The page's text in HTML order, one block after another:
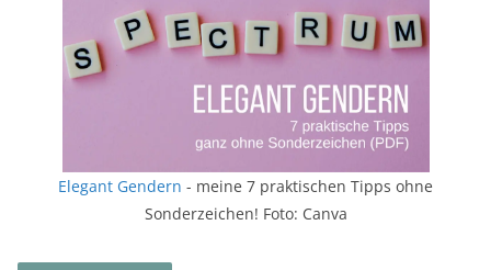
Elegant Gendern - meine 7 praktischen Tipps ohne
Sonderzeichen! Foto: Canva